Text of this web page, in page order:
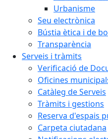
Urbanisme
Seu electrònica
Bústia ètica i de
Transparència
Serveis i tràmits
Verificació de
Oficines
Catàleg de Serveis
Tràmits i gestions
Reserva d'espais
Carpeta ciutadana